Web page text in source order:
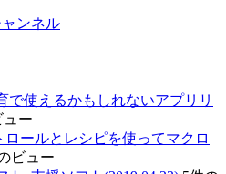
ャンネル
で使えるかもしれないアプリリ
ュー
ロールとレシピを使ってマクロ
ビュー